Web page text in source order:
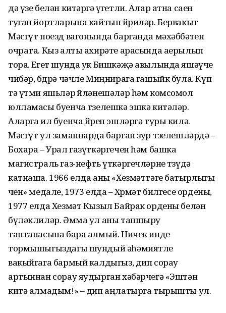
дә үзе белән китәргә үгетли. Алар атна саен
туган йортларына кайтып йөриләр. Бервакыт
Мәсгүт поезд вагонында барганда мәхәббәтен
очрата. Кыз алты ахирәте арасында аерылып
тора. Егет шунда ук Бишкәҗә авылында яшәүче
чибәр, бөдрә чәчле Миңнирага гашыйк була. Күп
тә үтми яшьләр өйләнешәләр һәм комсомол
юлламасы буенча төзелешкә эшкә китәләр.
Аларга ил буенча йөреп эшләргә туры килә.
Мәсгүт ул заманнарда барган зур төзелешләрдә –
Бохара – Урал газүткәргечен һәм башка
магистраль газ-нефть үткәргечләрне төзүдә
катнаша. 1966 елда аны «Хезмәттәге батырлыгы
өчен» медале, 1973 елда – Хөрмәт билгесе ордены,
1977 елда Хезмәт Кызыл Байрак ордены белән
бүләклиләр. Әмма ул аны тапшыру
тантанасына бара алмый. Ничек инде
тормышыгыздагы шундый әһәмиятле
вакыйгага бармый калдыгыз, дип сорау
артыннан сорау яудырган хәбәрчегә «Эштән
китә алмадым!» – дип аңлатырга тырышты ул.